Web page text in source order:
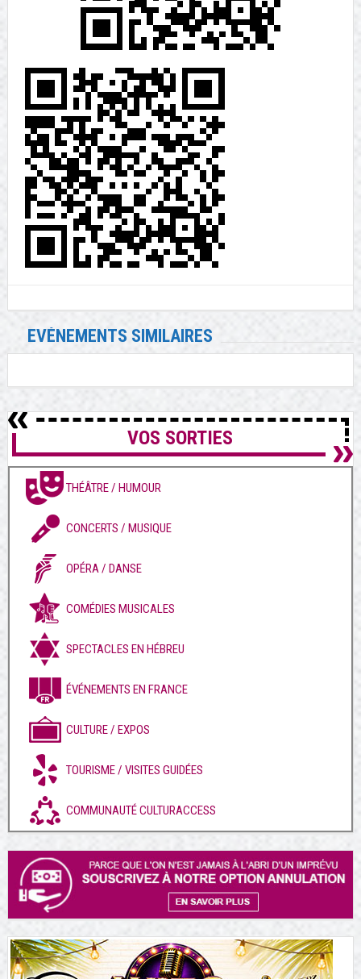
EVÉNEMENTS SIMILAIRES
VOS SORTIES
THÉÂTRE / HUMOUR
CONCERTS / MUSIQUE
OPÉRA / DANSE
COMÉDIES MUSICALES
SPECTACLES EN HÉBREU
ÉVÉNEMENTS EN FRANCE
CULTURE / EXPOS
TOURISME / VISITES GUIDÉES
COMMUNAUTÉ CULTURACCESS